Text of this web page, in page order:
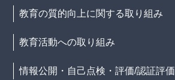
教育の質的向上に関する取り組み
教育活動への取り組み
情報公開・自己点検・評価/認証評価